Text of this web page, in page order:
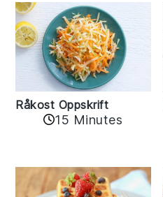
Råkost Oppskrift
15 Minutes